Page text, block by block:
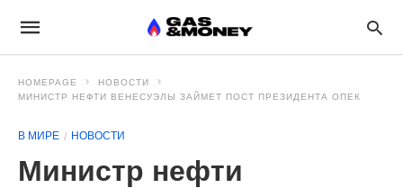
HOMEPAGE
НОВОСТИ
МИНИСТР НЕФТИ ВЕНЕСУЭЛЫ ЗАЙМЕТ ПОСТ ПРЕЗИДЕНТА ОПЕК
В МИРЕ НОВОСТИ
Министр нефти